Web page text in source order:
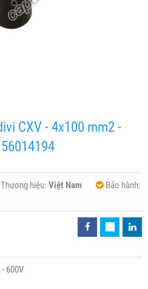
CXV - 4x100 mm2 -
Thương hiệu: Việt Nam
Bảo hành:
600V